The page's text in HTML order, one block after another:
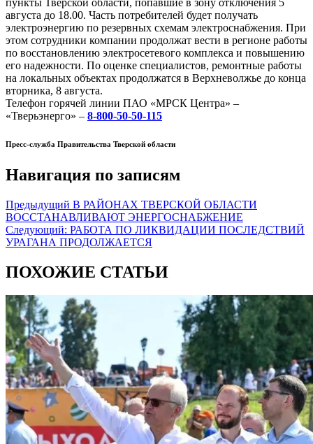
августа до 18.00. Часть потребителей будет получать
электроэнергию по резервных схемам электроснабжения. При
этом сотрудники компании продолжат вести в регионе работы
по восстановлению электросетевого комплекса и повышению
его надежности. По оценке специалистов, ремонтные работы
на локальных объектах продолжатся в Верхневолжье до конца
вторника, 8 августа.
Телефон горячей линии ПАО «МРСК Центра» –
«Тверьэнерго» – 8-800-50-50-115
Пресс-служба Правительства Тверской области
Навигация по записям
Предыдущий В РАЙОНАХ ТВЕРСКОЙ ОБЛАСТИ
ВОССТАНАВЛИВАЮТ ЭНЕРГОСНАБЖЕНИЕ
Следующий: РАБОТА ПО ЛИКВИДАЦИИ ПОСЛЕДСТВИЙ
УРАГАНА ПРОДОЛЖАЕТСЯ
ПОХОЖИЕ СТАТЬИ